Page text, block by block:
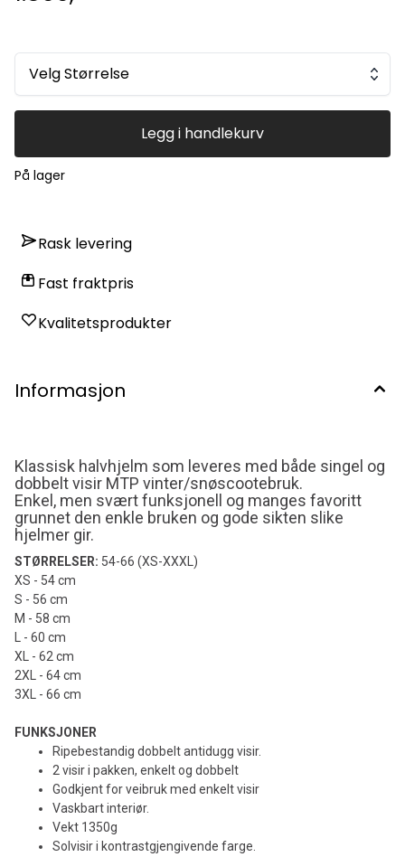
Velg Størrelse
Legg i handlekurv
På lager
Rask levering
Fast fraktpris
Kvalitetsprodukter
Informasjon
Klassisk halvhjelm som leveres med både singel og
dobbelt visir MTP vinter/snøscootebruk.
Enkel, men svært funksjonell og manges favoritt
grunnet den enkle bruken og gode sikten slike
hjelmer gir.
STØRRELSER: 54-66 (XS-XXXL)
XS - 54 cm
S - 56 cm
M - 58 cm
L - 60 cm
XL - 62 cm
2XL - 64 cm
3XL - 66 cm
FUNKSJONER
Ripebestandig dobbelt antidugg visir.
2 visir i pakken, enkelt og dobbelt
Godkjent for veibruk med enkelt visir
Vaskbart interiør.
Vekt 1350g
Solvisir i kontrastgjengivende farge.